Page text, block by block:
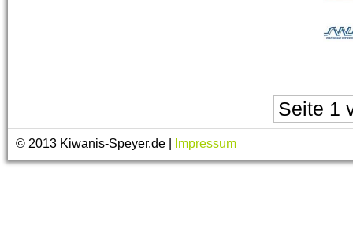
Seite 1
© 2013 Kiwanis-Speyer.de | Impressum